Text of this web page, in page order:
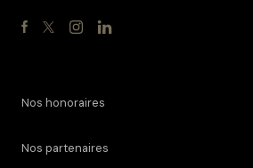
Nos honoraires
Nos partenaires